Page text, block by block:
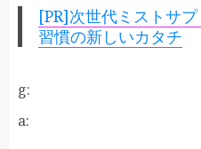
[PR]次世代ミストサ
習慣の新しいカタチ
g:
a: